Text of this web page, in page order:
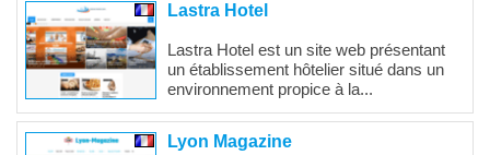
Lastra Hotel
Lastra Hotel est un site web présentant
un établissement hôtelier situé dans un
environnement propice à la...
Lyon Magazine